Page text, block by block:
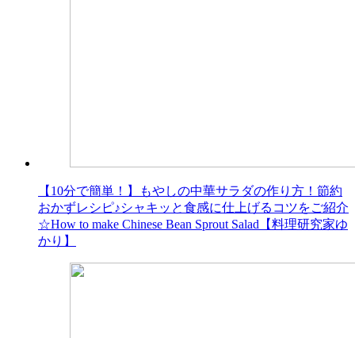
【10分で簡単！】もやしの中華サラダの作り方！節約
おかずレシピ♪シャキッと食感に仕上げるコツをご紹介
☆How to make Chinese Bean Sprout Salad【料理研究家ゆ
かり】